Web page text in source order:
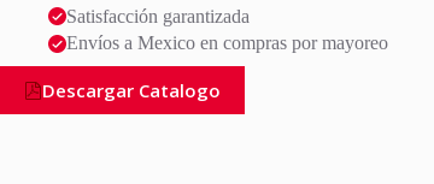
Satisfacción garantizada
Envíos a Mexico en compras por mayoreo
Descargar Catalogo